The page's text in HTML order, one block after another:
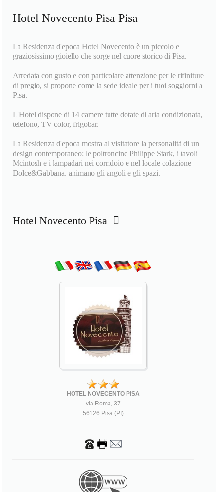
Hotel Novecento Pisa Pisa
La Residenza d'epoca Hotel Novecento è un piccolo e
graziosissimo gioiello che sorge nel cuore storico di Pisa.
Arredata con gusto e con particolare attenzione per le rifiniture
di pregio, si propone come la sede ideale per i tuoi soggiorni a
Pisa.
L'Hotel dispone di 14 camere tutte dotate di aria condizionata,
telefono, TV color, frigobar.
La Residenza d'epoca mostra al visitatore la personalità di un
design contemporaneo: le poltroncine Philippe Stark, i tavoli
Mcintosh e i lampadari nei corridoio e nel locale colazione
Dolce&Gabbana, animano gli angoli e gli spazi.
Hotel Novecento Pisa
HOTEL NOVECENTO PISA
via Roma, 37
56126 Pisa (PI)